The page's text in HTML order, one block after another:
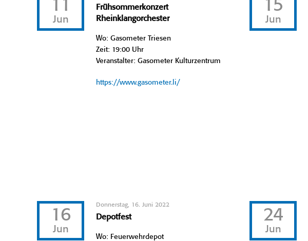
11
Jun
Frühsommerkonzert
Rheinklangorchester
Wo: Gasometer Triesen
Zeit: 19:00 Uhr
Veranstalter: Gasometer Kulturzentrum
https://www.gasometer.li/
15
Jun
16
Jun
Donnerstag, 16. Juni 2022
Depotfest
Wo: Feuerwehrdepot
24
Jun